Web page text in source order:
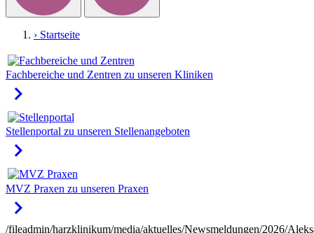
› Startseite
Fachbereiche und Zentren zu unseren Kliniken
keyboard_arrow_right
Stellenportal zu unseren Stellenangeboten
keyboard_arrow_right
MVZ Praxen zu unseren Praxen
keyboard_arrow_right
/fileadmin/harzklinikum/media/aktuelles/Newsmeldungen/2026/